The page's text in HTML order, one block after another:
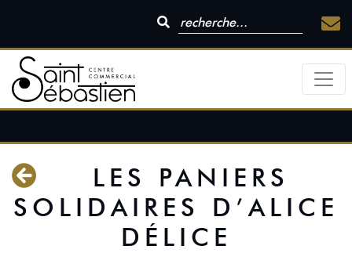
LES PANIERS
SOLIDAIRES D’ALICE
DÉLICE